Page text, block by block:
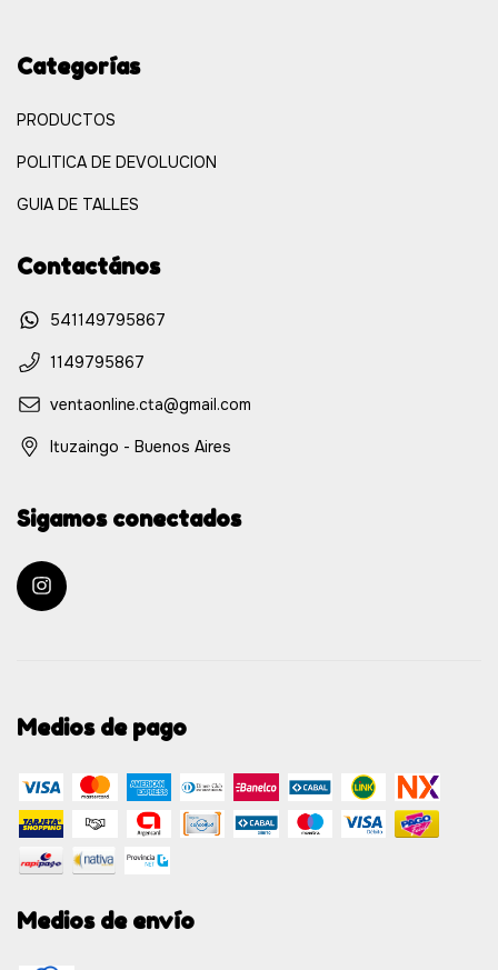
Categorías
PRODUCTOS
POLITICA DE DEVOLUCION
GUIA DE TALLES
Contactános
541149795867
1149795867
ventaonline.cta@gmail.com
Ituzaingo - Buenos Aires
Sigamos conectados
Medios de pago
Medios de envío